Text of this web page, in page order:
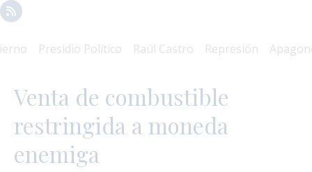
Presidio Político Raúl Castro Represión Apagones
Venta de combustible
restringida a moneda
enemiga